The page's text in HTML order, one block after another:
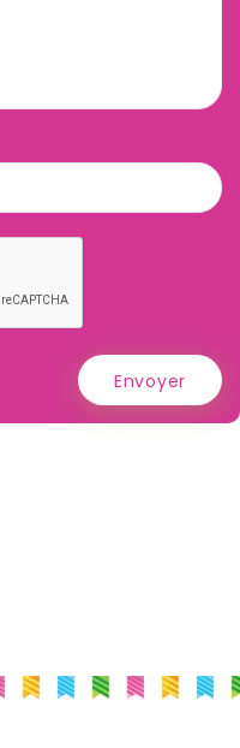
Envoyer